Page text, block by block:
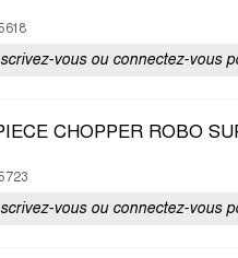
vous ou connectez-vous
CHOPPER ROBO
vous ou connectez-vous